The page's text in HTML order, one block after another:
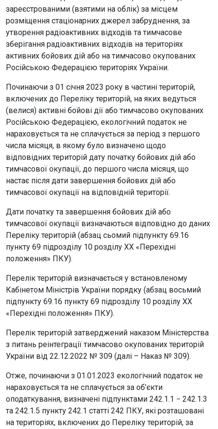
зареєстрованими (взятими на облік) за місцем
розміщення стаціонарних джерел забруднення, за
утворення радіоактивних відходів та тимчасове
зберігання радіоактивних відходів на територіях
активних бойових дій або на тимчасово окупованих
Російською Федерацією територіях України.
Починаючи з 01 січня 2023 року в частині територій,
включених до Переліку територій, на яких ведуться
(велися) активні бойові дії або тимчасово окупованих
Російською Федерацією, екологічний податок не
нараховується та не сплачується за період з першого
числа місяця, в якому було визначено щодо
відповідних територій дату початку бойових дій або
тимчасової окупації, до першого числа місяця, що
настає після дати завершення бойових дій або
тимчасової окупації на відповідній території.
Дати початку та завершення бойових дій або
тимчасової окупації визначаються відповідно до даних
Переліку територій (абзац сьомий підпункту 69.16
пункту 69 підрозділу 10 розділу ХХ «Перехідні
положення» ПКУ).
Перелік територій визначається у встановленому
Кабінетом Міністрів України порядку (абзац восьмий
підпункту 69.16 пункту 69 підрозділу 10 розділу ХХ
«Перехідні положення» ПКУ).
Перелік територій затверджений наказом Міністерства
з питань реінтеграції тимчасово окупованих територій
України від 22.12.2022 № 309 (далі – Наказ № 309).
Отже, починаючи з 01.01.2023 екологічний податок не
нараховується та не сплачується за об’єкти
оподаткування, визначені підпунктами 242.1.1 − 242.1.3
та 242.1.5 пункту 242.1 статті 242 ПКУ, які розташовані
на територіях, включених до Переліку територій, за